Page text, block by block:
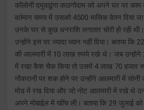
कॉलोनी दमुवाढुंगा काठगोदाम को अपने घर पर
वर्तमान समय में उसको 4500 मासिक वेतन दिया
उनके घर से कुछ धनराशि लगातार चोरी हो रही
उन्होंने इस पर ज्यादा ध्यान नहीं दिया। बताया कि
की आलमारी में 10 लाख रुपये रखे थे। जब उन्होने
में रखा कैश चैक किया तो उसमें 4 लाख 70 हजार
नौकरानी पर शक होने पर उन्होंने आलमारी में सोनी
मोड में रख दिया और जो नोट आलमारी में रखे थे उन
अपने मोबाईल में खींच ली। बताया कि 29 जुलाई